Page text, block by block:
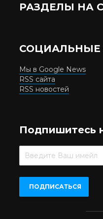
РАЗДЕЛЫ НА
СОЦИАЛЬНЫЕ
Мы в Google News
RSS сайта
RSS новостей
Подпишитесь